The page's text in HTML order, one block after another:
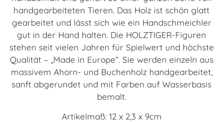
handgearbeiteten Tieren. Das Holz ist schön glatt
gearbeitet und lässt sich wie ein Handschmeichler
gut in der Hand halten. Die HOLZTIGER-Figuren
stehen seit vielen Jahren für Spielwert und höchste
Qualität – „Made in Europe“. Sie werden einzeln aus
massivem Ahorn- und Buchenholz handgearbeitet,
sanft abgerundet und mit Farben auf Wasserbasis
bemalt.
Artikelmaß: 12 x 2,3 x 9cm